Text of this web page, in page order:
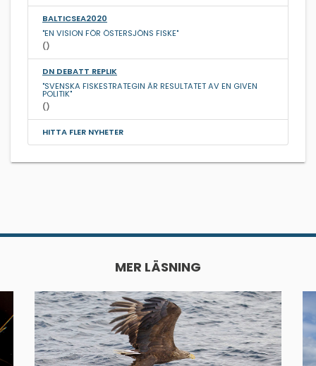
BALTICSEA2020
"EN VISION FÖR ÖSTERSJÖNS FISKE"
()
DN DEBATT REPLIK
"SVENSKA FISKESTRATEGIN ÄR RESULTATET AV EN GIVEN
POLITIK"
()
HITTA FLER NYHETER
MER LÄSNING